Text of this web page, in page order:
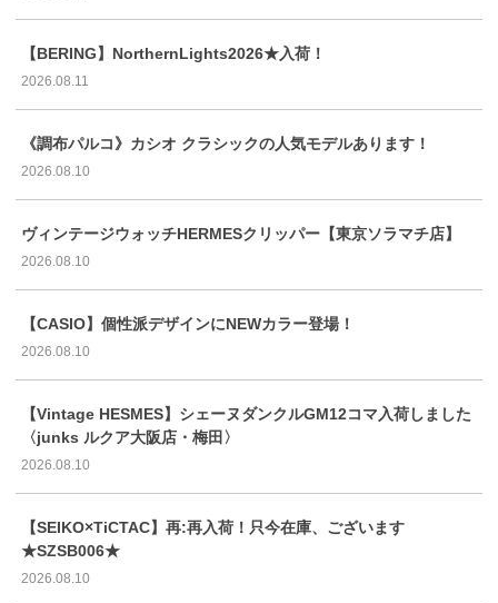
【BERING】NorthernLights2026★入荷！
2026.08.11
《調布パルコ》カシオ クラシックの人気モデルあります！
2026.08.10
ヴィンテージウォッチHERMESクリッパー【東京ソラマチ店】
2026.08.10
【CASIO】個性派デザインにNEWカラー登場！
2026.08.10
【Vintage HESMES】シェーヌダンクルGM12コマ入荷しました
〈junks ルクア大阪店・梅田〉
2026.08.10
【SEIKO×TiCTAC】再:再入荷！只今在庫、ございます
★SZSB006★
2026.08.10